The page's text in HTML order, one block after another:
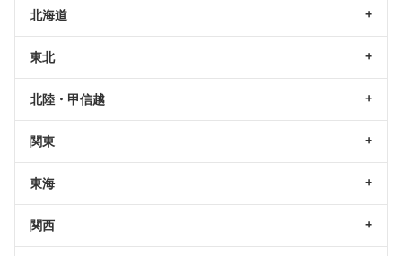
北海道
東北
北陸・甲信越
関東
東海
関西